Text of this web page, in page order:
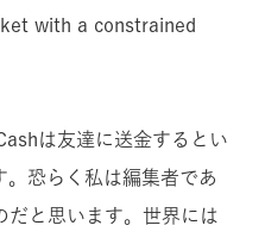
with a constrained
は友達に送金するとい
。恐らく私は編集者であ
だと思います。世界には